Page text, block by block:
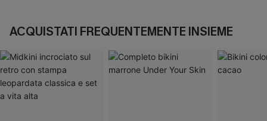
ACQUISTATI FREQUENTEMENTE INSIEME